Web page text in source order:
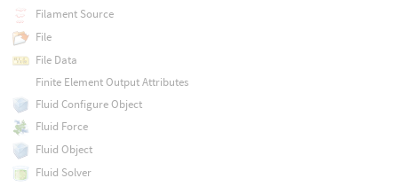
Filament Source
File
File Data
Finite Element Output Attributes
Fluid Configure Object
Fluid Force
Fluid Object
Fluid Solver